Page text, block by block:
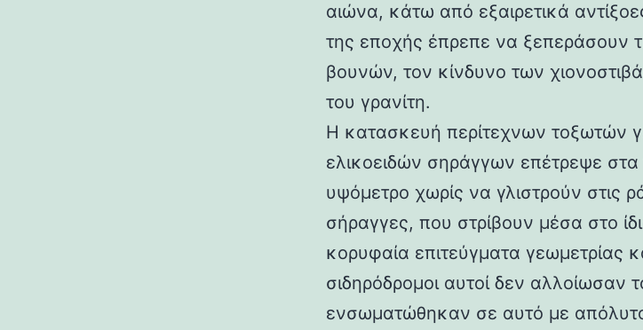
αιώνα, κάτω από εξαιρετικά
της εποχής έπρεπε να ξεπεράσουν
βουνών, τον κίνδυνο των
του γρανίτη.
Η κατασκευή περίτεχνων τοξωτών
ελικοειδών σηράγγων επέτρεψε στα
υψόμετρο χωρίς να γλιστρούν στις
σήραγγες, που στρίβουν μέσα στο
κορυφαία επιτεύγματα γεωμετρίας
σιδηρόδρομοι αυτοί δεν αλλοίωσαν
ενσωματώθηκαν σε αυτό με